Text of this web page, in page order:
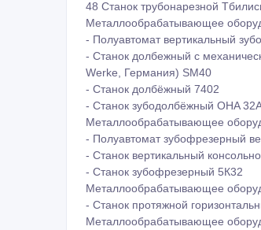
48 Станок трубонарезной
Металлообрабатывающее
- Полуавтомат вертикальный
- Станок долбежный с
Werke, Германия) SM40
- Станок долбёжный 7402
- Станок зубодолбёжный OHA
Металлообрабатывающее
- Полуавтомат зубофрезерный
- Станок вертикальный
- Станок зубофрезерный 5К32
Металлообрабатывающее
- Станок протяжной
Металлообрабатывающее